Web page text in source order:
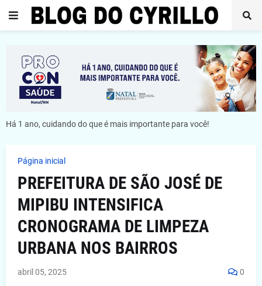
Há 1 ano, cuidando do que é mais importante para você!
Página inicial
PREFEITURA DE SÃO JOSÉ DE
MIPIBU INTENSIFICA
CRONOGRAMA DE LIMPEZA
URBANA NOS BAIRROS
abril 05, 2025 0